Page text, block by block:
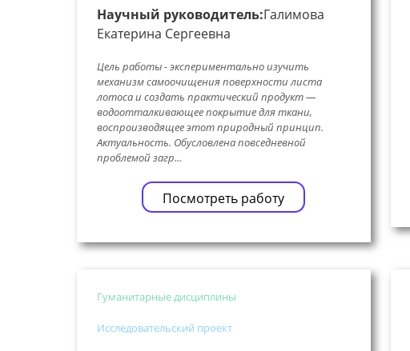
Научный руководитель:Галимова
Екатерина Сергеевна
Цель работы - экспериментально изучить
механизм самоочищения поверхности листа
лотоса и создать практический продукт —
водоотталкивающее покрытие для ткани,
воспроизводящее этот природный принцип.
Актуальность. Обусловлена повседневной
проблемой загр...
Посмотреть работу
Гуманитарные дисциплины
Исследовательский проект